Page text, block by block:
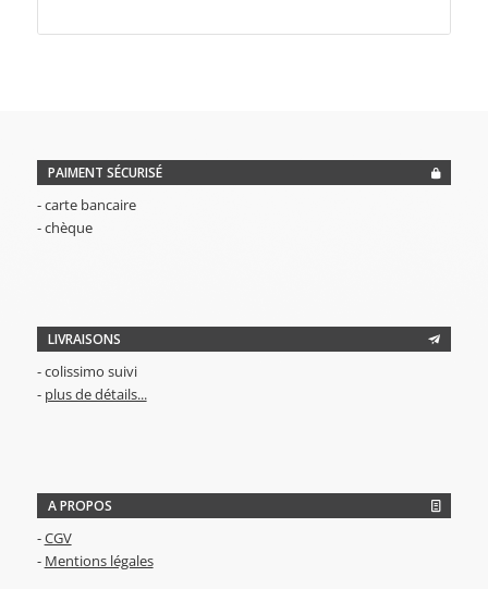
prix :
PAIMENT SÉCURISÉ
- carte bancaire
- chèque
LIVRAISONS
- colissimo suivi
- plus de détails...
A PROPOS
-CGV
- Mentions légales